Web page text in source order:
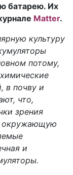
батарею. Их
Matter.
культуру
потому,
в почву и
что,
зрения
окружающую
и